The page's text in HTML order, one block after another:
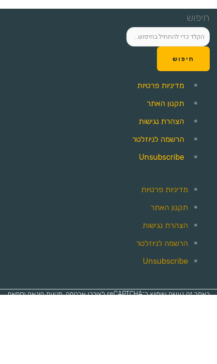
חיפוש
חיפוש
מדיניות פרטיות
תקנון האתר
הצהרת נגישות
הרשמה לניוזלטר
Unsubscribe
מדיניות פרטיות
תקנון האתר
הצהרת נגישות
הרשמה לניוזלטר
Unsubscribe
באתר זה נעשה שימוש ב־reCAPTCHA לצורכי אבטחה, מניעת הונאה וספאם